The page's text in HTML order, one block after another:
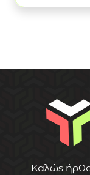
Καλώς